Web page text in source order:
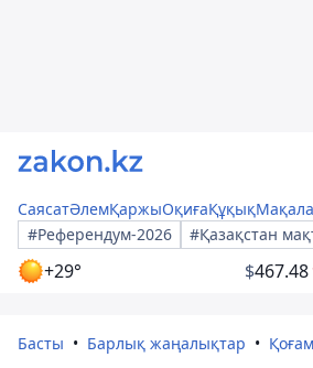
СаясатӘлемҚаржыОқиғаҚұқық
#Референдум-2026
#Қазақстан
+29° $467.48
Басты Барлық жаңалықтар